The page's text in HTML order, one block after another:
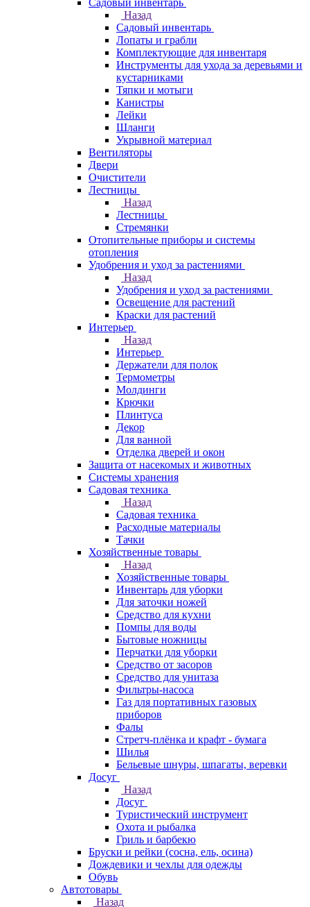
Садовый инвентарь
Назад
Садовый инвентарь
Лопаты и грабли
Комплектующие для инвентаря
Инструменты для ухода за деревьями и
кустарниками
Тяпки и мотыги
Канистры
Лейки
Шланги
Укрывной материал
Вентиляторы
Двери
Очистители
Лестницы
Назад
Лестницы
Стремянки
Отопительные приборы и системы
отопления
Удобрения и уход за растениями
Назад
Удобрения и уход за растениями
Освещение для растений
Краски для растений
Интерьер
Назад
Интерьер
Держатели для полок
Термометры
Молдинги
Крючки
Плинтуса
Декор
Для ванной
Отделка дверей и окон
Защита от насекомых и животных
Системы хранения
Садовая техника
Назад
Садовая техника
Расходные материалы
Тачки
Хозяйственные товары
Назад
Хозяйственные товары
Инвентарь для уборки
Для заточки ножей
Средство для кухни
Помпы для воды
Бытовые ножницы
Перчатки для уборки
Средство от засоров
Средство для унитаза
Фильтры-насоса
Газ для портативных газовых
приборов
Фалы
Стретч-плёнка и крафт - бумага
Шилья
Бельевые шнуры, шпагаты, веревки
Досуг
Назад
Досуг
Туристический инструмент
Охота и рыбалка
Гриль и барбекю
Бруски и рейки (сосна, ель, осина)
Дождевики и чехлы для одежды
Обувь
Автотовары
Назад